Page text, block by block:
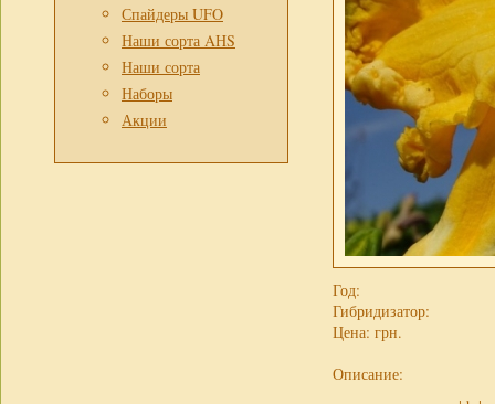
Спайдеры UFO
Наши сорта AHS
Наши сорта
Наборы
Акции
Год:
Гибридизатор:
Цена: грн.
Описание: